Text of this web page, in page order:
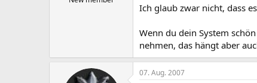
Ich glaub zwar nicht, dass
Wenn du dein System
nehmen, das hängt aber
07. Aug. 2007